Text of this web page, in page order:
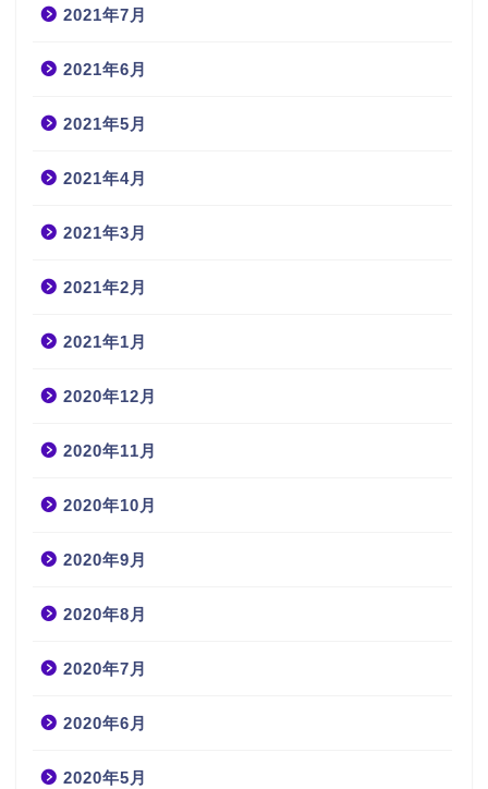
2021年7月
2021年6月
2021年5月
2021年4月
2021年3月
2021年2月
2021年1月
2020年12月
2020年11月
2020年10月
2020年9月
2020年8月
2020年7月
2020年6月
2020年5月